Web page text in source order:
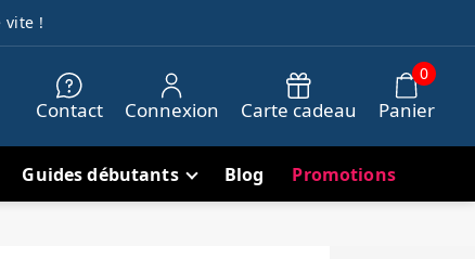
vite !
Contact Connexion Carte cadeau Panier
0
Guides débutants Blog Promotions